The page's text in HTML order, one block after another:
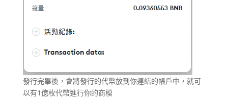
發行完畢後，會將發行的代幣放到你連結的帳戶中，就可
以有1億枚代幣進行你的商模